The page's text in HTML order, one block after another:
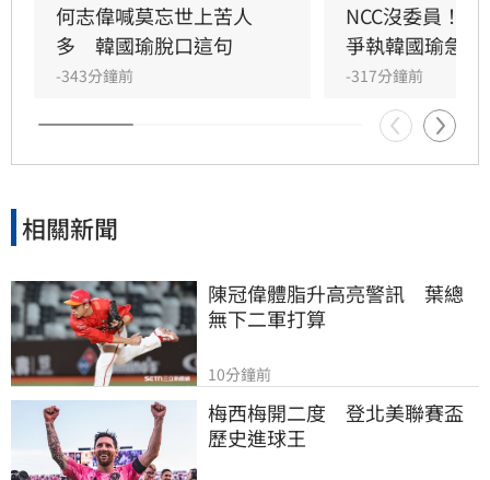
持原案。立法院長韓國瑜最終裁示全案保留，並
要民眾黨團與交通部溝通。
何志偉喊莫忘世上苦人
多　韓國瑜脫口這句
-343分鐘前
NCC沒委員！
爭執韓國瑜急勸
-317分鐘前
相關新聞
陳冠偉體脂升高亮警訊　葉總
無下二軍打算
10分鐘前
梅西梅開二度　登北美聯賽盃
歷史進球王